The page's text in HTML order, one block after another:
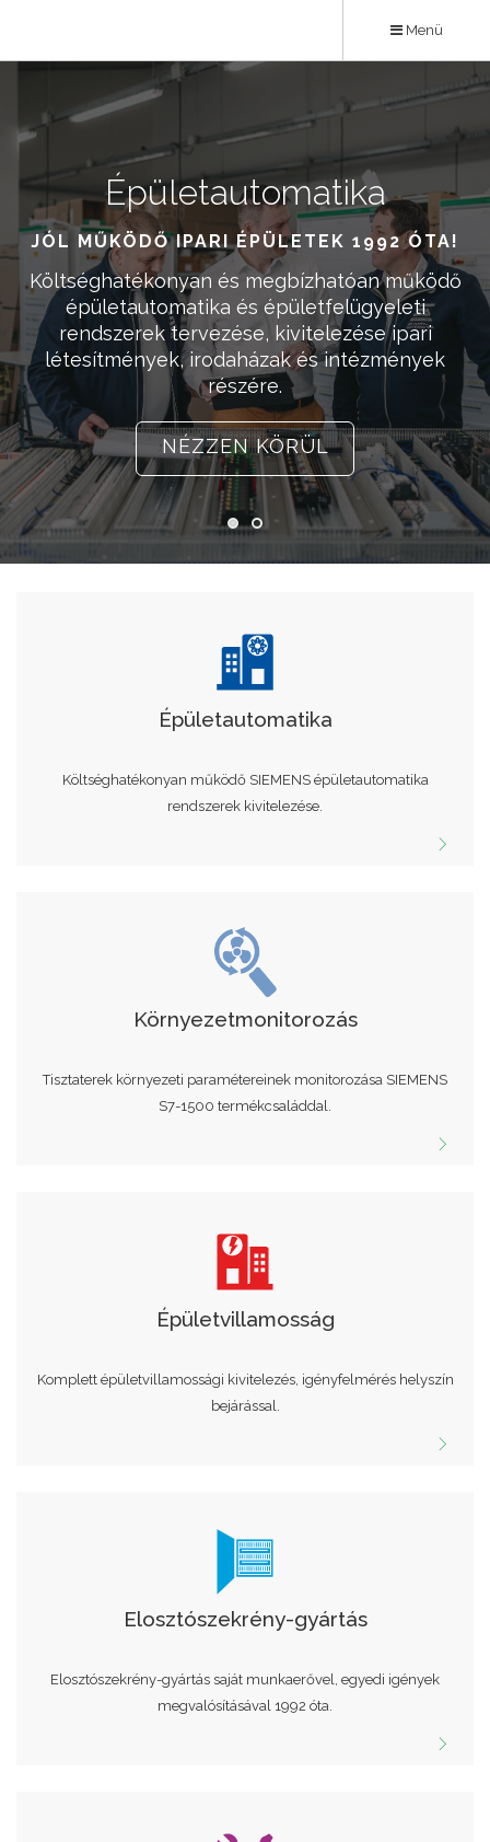
tartalomra
Menü
Épületautomatika
JÓL MŰKÖDŐ IPARI ÉPÜLETEK 1992 ÓTA!
Költséghatékonyan és megbízhatóan működő
épületautomatika és épületfelügyeleti
rendszerek tervezése, kivitelezése ipari
létesítmények, irodaházak és intézmények
részére.
NÉZZEN KÖRÜL
Karrier
ÉPÍTSD NÁLUNK KARRIERED!
Ha kedveled a kihívásokat, a sokszínű
feladatokat, akkor Téged is várunk kollégáink
körében! Megbízhatóság és minőség a
csapatban is 1992 óta!
NÉZZ KÖRÜL
Épületautomatika
Költséghatékonyan működő SIEMENS épületautomatika
rendszerek kivitelezése.
Környezetmonitorozás
Tisztaterek környezeti paramétereinek monitorozása SIEMENS
S7-1500 termékcsaláddal.
Épületvillamosság
Komplett épületvillamossági kivitelezés, igényfelmérés helyszín
bejárással.
Elosztószekrény-gyártás
Elosztószekrény-gyártás saját munkaerővel, egyedi igények
megvalósításával 1992 óta.